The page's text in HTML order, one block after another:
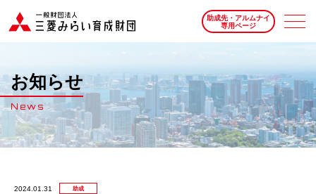
助成先・アルムナイ
専用ページ
お知らせ
News
2024.01.31 助成